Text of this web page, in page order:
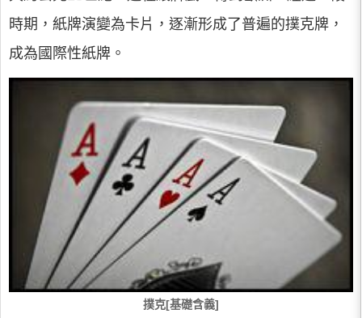
時期，紙牌演變為卡片，逐漸形成了普遍的撲克牌，
成為國際性紙牌。
撲克[基礎含義]